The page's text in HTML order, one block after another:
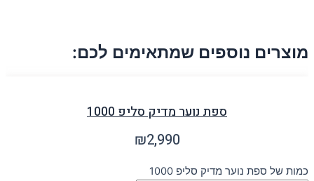
מוצרים נוספים שמתאימים לכם:
ספת נוער מדיק סליפ 1000
₪2,990
כמות של ספת נוער מדיק סליפ 1000